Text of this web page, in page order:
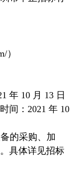
）
年 10 月 13 日
间：2021 年 10
的采购、加
具体详见招标